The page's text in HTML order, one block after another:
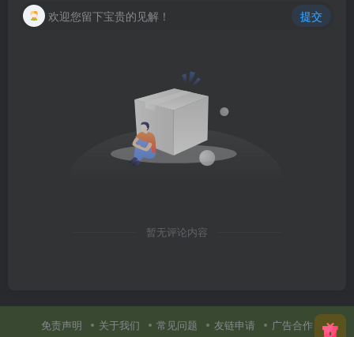
欢迎您留下宝贵的见解！ 提交
暂无评论内容
免责声明 关于我们 常见问题 友链申请 广告合作